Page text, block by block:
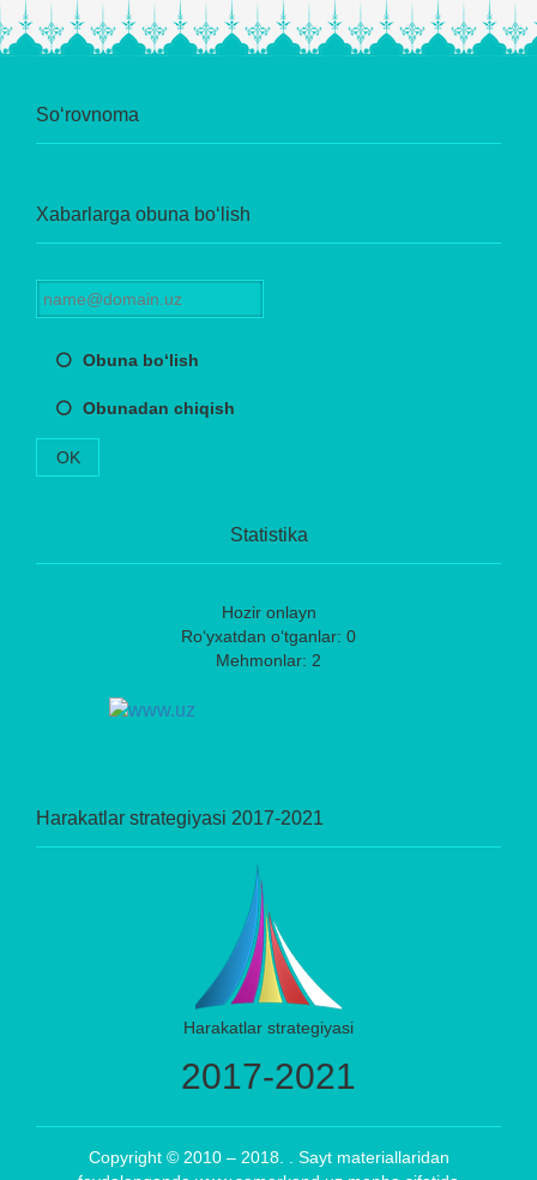
So‘rovnoma
Xabarlarga obuna bo‘lish
Obuna bo‘lish
Obunadan chiqish
OK
Statistika
Hozir onlayn
Ro‘yxatdan o‘tganlar: 0
Mehmonlar: 2
Harakatlar strategiyasi 2017-2021
Harakatlar strategiyasi
2017-2021
Copyright © 2010 – 2018. . Sayt materiallaridan